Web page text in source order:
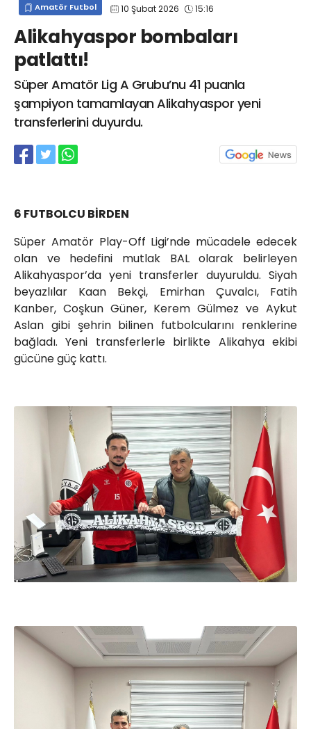
Amatör Futbol 10 Şubat 2026 15:16
Alikahyaspor bombaları
patlattı!
Süper Amatör Lig A Grubu’nu 41 puanla
şampiyon tamamlayan Alikahyaspor yeni
transferlerini duyurdu.
6 FUTBOLCU BİRDEN
Süper Amatör Play-Off Ligi’nde mücadele edecek
olan ve hedefini mutlak BAL olarak belirleyen
Alikahyaspor’da yeni transferler duyuruldu. Siyah
beyazlılar Kaan Bekçi, Emirhan Çuvalcı, Fatih
Kanber, Coşkun Güner, Kerem Gülmez ve Aykut
Aslan gibi şehrin bilinen futbolcularını renklerine
bağladı. Yeni transferlerle birlikte Alikahya ekibi
gücüne güç kattı.
info@spor41.com